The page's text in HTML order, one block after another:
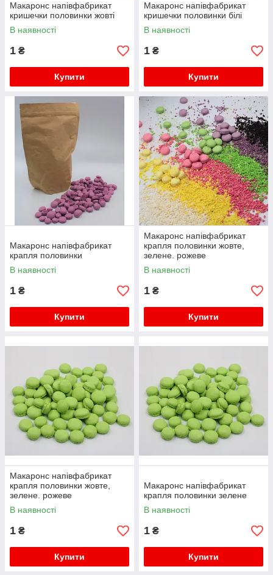
Макаронс напівфабрикат
кришечки половинки жовті
В наявності
1 ₴
Купити
Макаронс напівфабрикат
кришечки половинки білі
В наявності
1 ₴
Купити
Макаронс напівфабрикат
крапля половинки
В наявності
1 ₴
Купити
Макаронс напівфабрикат
крапля половинки жовте,
зелене. рожеве
В наявності
1 ₴
Купити
Макаронс напівфабрикат
крапля половинки жовте,
зелене. рожеве
В наявності
1 ₴
Купити
Макаронс напівфабрикат
крапля половинки зелене
В наявності
1 ₴
Купити